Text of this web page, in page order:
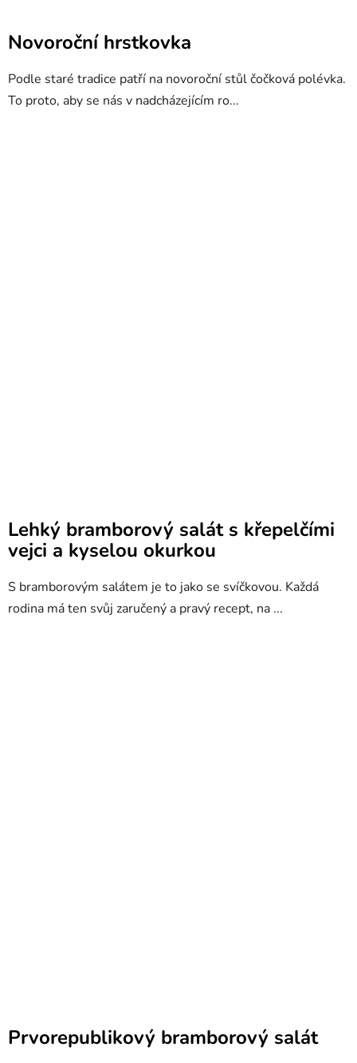
Novoroční hrstkovka
Podle staré tradice patří na novoroční stůl čočková polévka.
To proto, aby se nás v nadcházejícím ro...
Lehký bramborový salát s křepelčími
vejci a kyselou okurkou
S bramborovým salátem je to jako se svíčkovou. Každá
rodina má ten svůj zaručený a pravý recept, na ...
Prvorepublikový bramborový salát